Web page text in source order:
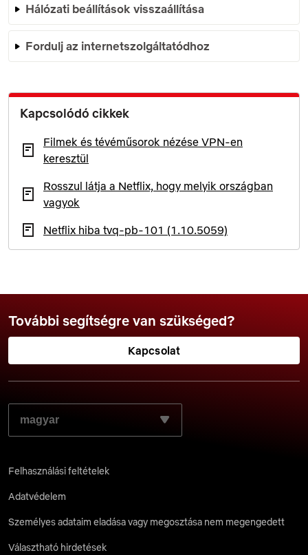
Hálózati beállítások visszaállítása
Fordulj az internetszolgáltatódhoz
Kapcsolódó cikkek
Filmek és tévéműsorok nézése VPN-en
keresztül
Rosszul látja a Netflix, hogy melyik országban
vagyok
Netflix hiba tvq-pb-101 (1.10.5059)
További segítségre van szükséged?
Kapcsolat
VÁLASZD KI A KÍVÁNT NYELVET:
Felhasználási feltételek
Adatvédelem
Személyes adataim eladása vagy megosztása nem megengedett
Választható hirdetések